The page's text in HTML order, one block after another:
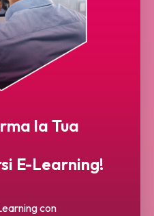
la Tua
E-Learning!
con